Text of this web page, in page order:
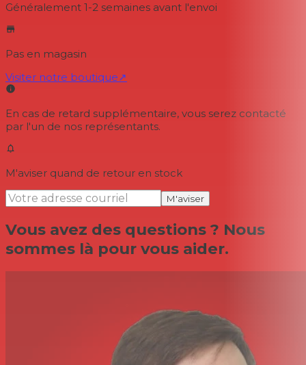
Généralement 1-2 semaines avant l'envoi
Pas en magasin
Visiter notre boutique↗
En cas de retard supplémentaire, vous serez contacté
par l'un de nos représentants.
M'aviser quand de retour en stock
M'aviser
Vous avez des questions ? Nous
sommes là pour vous aider.